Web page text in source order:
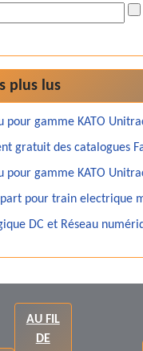
plus lus
pour gamme KATO
gratuit des catalogues
pour gamme KATO
pour train electrique
DC et Réseau
AU FIL
DE